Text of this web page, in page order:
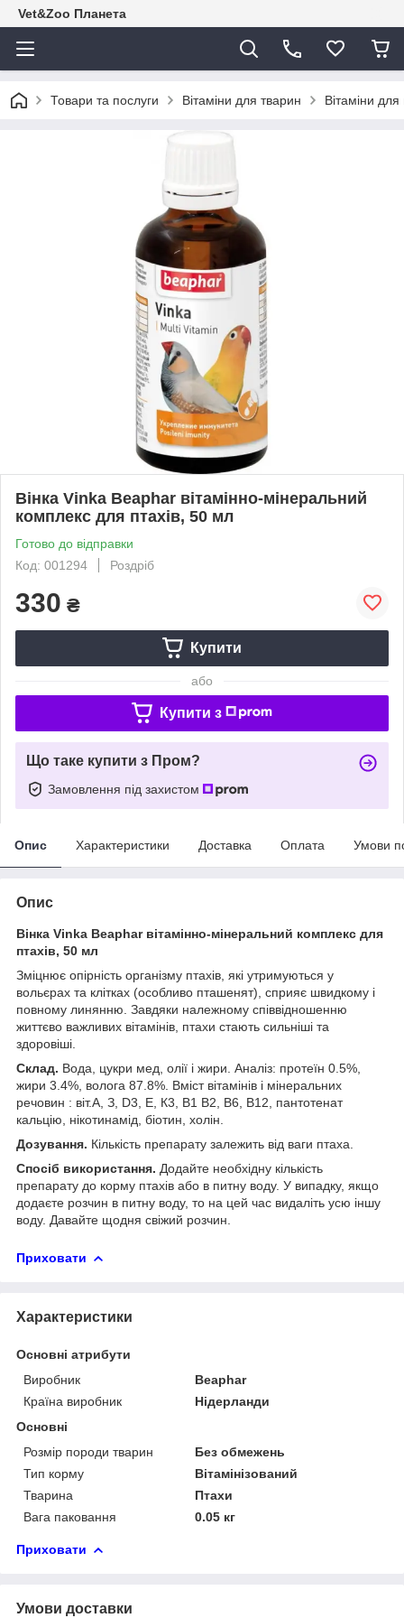
Vet&Zoo Планета
Товари та послуги Вітаміни для тварин Вітаміни для
Вінка Vinka Beaphar вітамінно-мінеральний
комплекс для птахів, 50 мл
Готово до відправки
Код: 001294
Роздріб
330 ₴
Купити
або
Купити з
Що таке купити з Пром?
Замовлення під захистом
Опис Характеристики Доставка Оплата Умови
Опис
Вінка Vinka Beaphar вітамінно-мінеральний комплекс для
птахів, 50 мл
Зміцнює опірність організму птахів, які утримуються у
вольєрах та клітках (особливо пташенят), сприяє швидкому і
повному линянню. Завдяки належному співвідношенню
життєво важливих вітамінів, птахи стають сильніші та
здоровіші.
Склад. Вода, цукри мед, олії і жири. Аналіз: протеїн 0.5%,
жири 3.4%, волога 87.8%. Вміст вітамінів і мінеральних
речовин : віт.А, З, D3, Е, К3, В1 В2, B6, B12, пантотенат
кальцію, нікотинамід, біотин, холін.
Дозування. Кількість препарату залежить від ваги птаха.
Спосіб використання. Додайте необхідну кількість
препарату до корму птахів або в питну воду. У випадку, якщо
додаєте розчин в питну воду, то на цей час видаліть усю іншу
воду. Давайте щодня свіжий розчин.
Приховати
Характеристики
Основні атрибути
Виробник
Beaphar
Країна виробник
Нідерланди
Основні
Розмір породи тварин
Без обмежень
Тип корму
Вітамінізований
Тварина
Птахи
Вага паковання
0.05 кг
Приховати
Умови доставки